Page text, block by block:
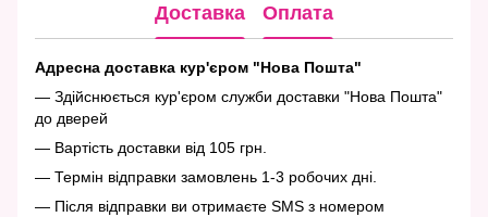
Доставка Оплата
Адресна доставка кур'єром "Нова Пошта"
— Здійснюється кур'єром служби доставки "Нова Пошта"
до дверей
— Вартість доставки від 105 грн.
— Термін відправки замовлень 1-3 робочих дні.
— Після відправки ви отримаєте SMS з номером